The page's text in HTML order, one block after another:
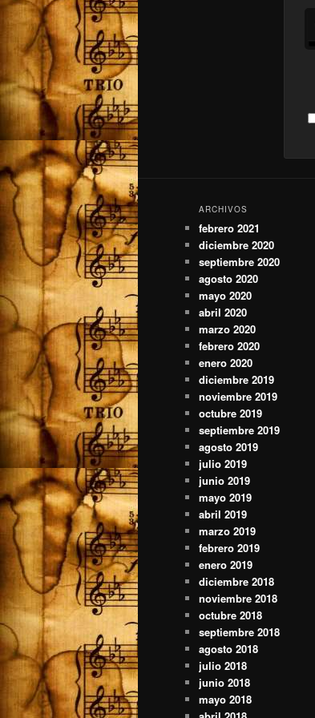
ARCHIVOS
febrero 2021
diciembre 2020
septiembre 2020
agosto 2020
mayo 2020
abril 2020
marzo 2020
febrero 2020
enero 2020
diciembre 2019
noviembre 2019
octubre 2019
septiembre 2019
agosto 2019
julio 2019
junio 2019
mayo 2019
abril 2019
marzo 2019
febrero 2019
enero 2019
diciembre 2018
noviembre 2018
octubre 2018
septiembre 2018
agosto 2018
julio 2018
junio 2018
mayo 2018